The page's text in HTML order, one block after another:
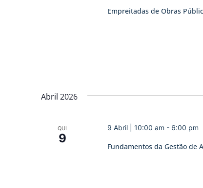
Empreitadas de Obras
Abril 2026
QUI
9
Fundamentos da Gestão de
9 Abril | 10:00 am - 6:00 pm